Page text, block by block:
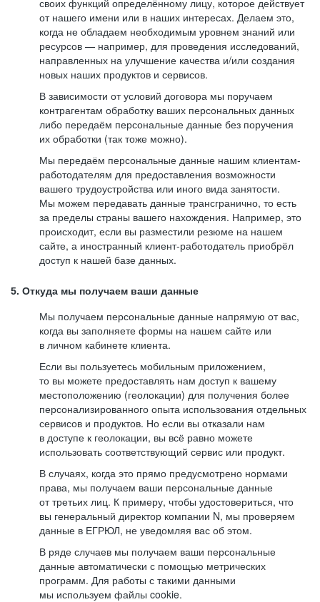
своих функций определённому лицу, которое действует
от нашего имени или в наших интересах. Делаем это,
когда не обладаем необходимым уровнем знаний или
ресурсов — например, для проведения исследований,
направленных на улучшение качества и/или создания
новых наших продуктов и сервисов.
В зависимости от условий договора мы поручаем
контрагентам обработку ваших персональных данных
либо передаём персональные данные без поручения
их обработки (так тоже можно).
Мы передаём персональные данные нашим клиентам-
работодателям для предоставления возможности
вашего трудоустройства или иного вида занятости.
Мы можем передавать данные трансгранично, то есть
за пределы страны вашего нахождения. Например, это
происходит, если вы разместили резюме на нашем
сайте, а иностранный клиент-работодатель приобрёл
доступ к нашей базе данных.
5. Откуда мы получаем ваши данные
Мы получаем персональные данные напрямую от вас,
когда вы заполняете формы на нашем сайте или
в личном кабинете клиента.
Если вы пользуетесь мобильным приложением,
то вы можете предоставлять нам доступ к вашему
местоположению (геолокации) для получения более
персонализированного опыта использования отдельных
сервисов и продуктов. Но если вы отказали нам
в доступе к геолокации, вы всё равно можете
использовать соответствующий сервис или продукт.
В случаях, когда это прямо предусмотрено нормами
права, мы получаем ваши персональные данные
от третьих лиц. К примеру, чтобы удостовериться, что
вы генеральный директор компании N, мы проверяем
данные в ЕГРЮЛ, не уведомляя вас об этом.
В ряде случаев мы получаем ваши персональные
данные автоматически с помощью метрических
программ. Для работы с такими данными
мы используем файлы cookie.